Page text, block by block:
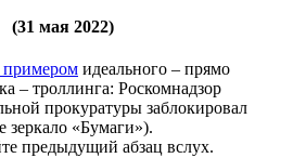
(31 мая 2022)
примером идеального – прямо
– троллинга: Роскомнадзор
прокуратуры заблокировал
зеркало «Бумаги»).
предыдущий абзац вслух.